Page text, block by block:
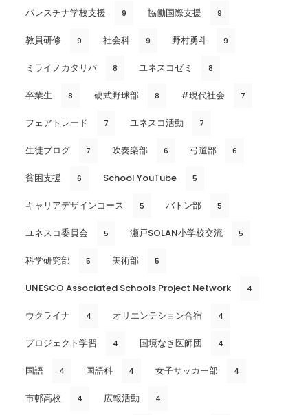
パレスチナ学校支援 9 協働国際支援 9
教員研修 9 社会科 9 野村勇斗 9
ミライノカタリバ 8 ユネスコゼミ 8
卒業生 8 硬式野球部 8 #現代社会 7
フェアトレード 7 ユネスコ活動 7
生徒ブログ 7 吹奏楽部 6 弓道部 6
貧困支援 6 School YouTube 5
キャリアデザインコース 5 バトン部 5
ユネスコ委員会 5 瀬戸SOLAN小学校交流 5
科学研究部 5 美術部 5
UNESCO Associated Schools Project Network 4
ウクライナ 4 オリエンテション合宿 4
プロジェクト学習 4 国境なき医師団 4
国語 4 国語科 4 女子サッカー部 4
市邨高校 4 広報活動 4